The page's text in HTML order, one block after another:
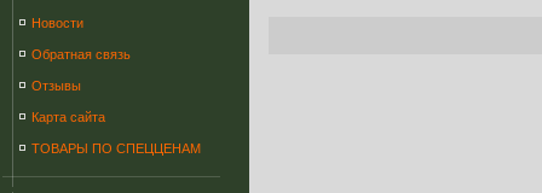
Новости
Обратная связь
Отзывы
Карта сайта
ТОВАРЫ ПО СПЕЦЦЕНАМ